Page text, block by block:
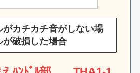
がカチカチ音がしない場
が破損した場合